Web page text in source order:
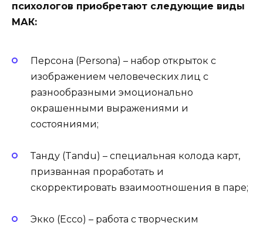
психологов приобретают следующие виды
МАК:
Персона (Persona) – набор открыток с
изображением человеческих лиц с
разнообразными эмоционально
окрашенными выражениями и
состояниями;
Танду (Tandu) – специальная колода карт,
призванная проработать и
скорректировать взаимоотношения в паре;
Экко (Ecco) – работа с творческим